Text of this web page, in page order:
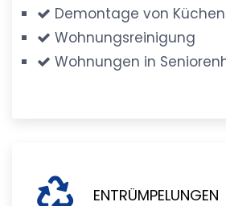
Demontage von Küchen
Wohnungsreinigung
Wohnungen in
ENTRÜMPELUNGEN